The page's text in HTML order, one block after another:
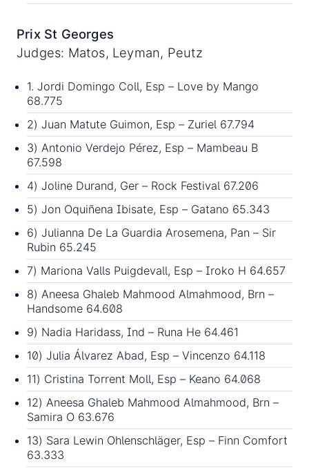
Prix St Georges
Judges: Matos, Leyman, Peutz
1. Jordi Domingo Coll, Esp – Love by Mango
68.775
2) Juan Matute Guimon, Esp – Zuriel 67.794
3) Antonio Verdejo Pérez, Esp – Mambeau B
67.598
4) Joline Durand, Ger – Rock Festival 67.206
5) Jon Oquiñena Ibisate, Esp – Gatano 65.343
6) Julianna De La Guardia Arosemena, Pan – Sir
Rubin 65.245
7) Mariona Valls Puigdevall, Esp – Iroko H 64.657
8) Aneesa Ghaleb Mahmood Almahmood, Brn –
Handsome 64.608
9) Nadia Haridass, Ind – Runa He 64.461
10) Julia Álvarez Abad, Esp – Vincenzo 64.118
11) Cristina Torrent Moll, Esp – Keano 64.068
12) Aneesa Ghaleb Mahmood Almahmood, Brn –
Samira O 63.676
13) Sara Lewin Ohlenschläger, Esp – Finn Comfort
63.333